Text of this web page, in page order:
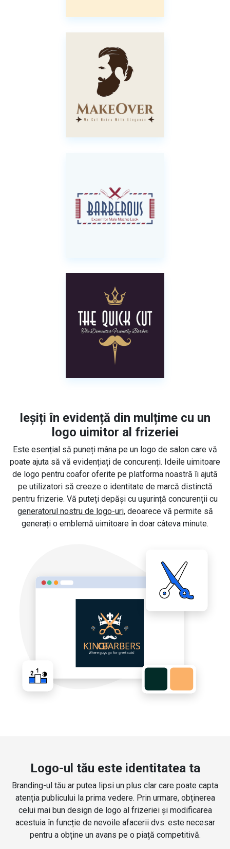
Ieșiți în evidență din mulțime cu un
logo uimitor al frizeriei
Este esențial să puneți mâna pe un logo de salon care vă
poate ajuta să vă evidențiați de concurenți. Ideile uimitoare
de logo pentru coafor oferite pe platforma noastră îi ajută
pe utilizatori să creeze o identitate de marcă distinctă
pentru frizerie. Vă puteți depăși cu ușurință concurenții cu
generatorul nostru de logo-uri, deoarece vă permite să
generați o emblemă uimitoare în doar câteva minute.
Logo-ul tău este identitatea ta
Branding-ul tău ar putea lipsi un plus clar care poate capta
atenția publicului la prima vedere. Prin urmare, obținerea
celui mai bun design de logo al frizeriei și modificarea
acestuia în funcție de nevoile afacerii dvs. este necesar
pentru a obține un avans pe o piață competitivă.